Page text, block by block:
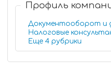
Профиль
Документооборот и
Налоговые
Еще 4 рубрики